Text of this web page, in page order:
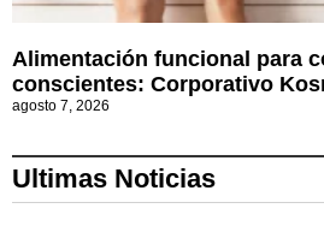
Alimentación funcional para
conscientes: Corporativo
agosto 7, 2026
Ultimas Noticias